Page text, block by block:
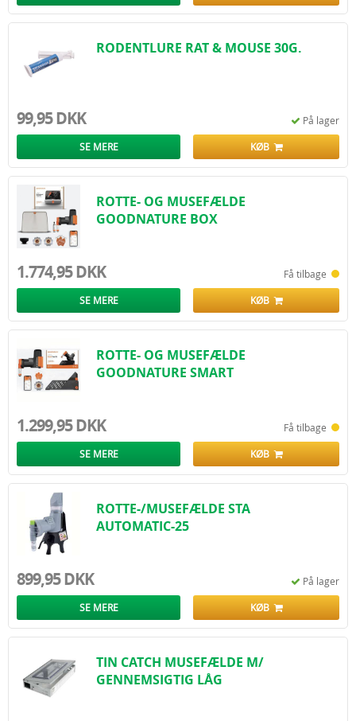
RODENTLURE RAT & MOUSE 30G.
99,95 DKK På lager
SE MERE KØB
ROTTE- OG MUSEFÆLDE
GOODNATURE BOX
1.774,95 DKK Få tilbage
SE MERE KØB
ROTTE- OG MUSEFÆLDE
GOODNATURE SMART
1.299,95 DKK Få tilbage
SE MERE KØB
ROTTE-/MUSEFÆLDE STA
AUTOMATIC-25
899,95 DKK På lager
SE MERE KØB
TIN CATCH MUSEFÆLDE M/
GENNEMSIGTIG LÅG